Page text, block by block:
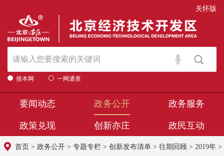
关怀版
搜本网 一网通查
要闻动态 政务公开 政务服务
政策兑现 创新亦庄 政民互动
首页 > 政务公开 > 专题专栏 > 创新发布清单 > 往期回顾 > 2019年 >